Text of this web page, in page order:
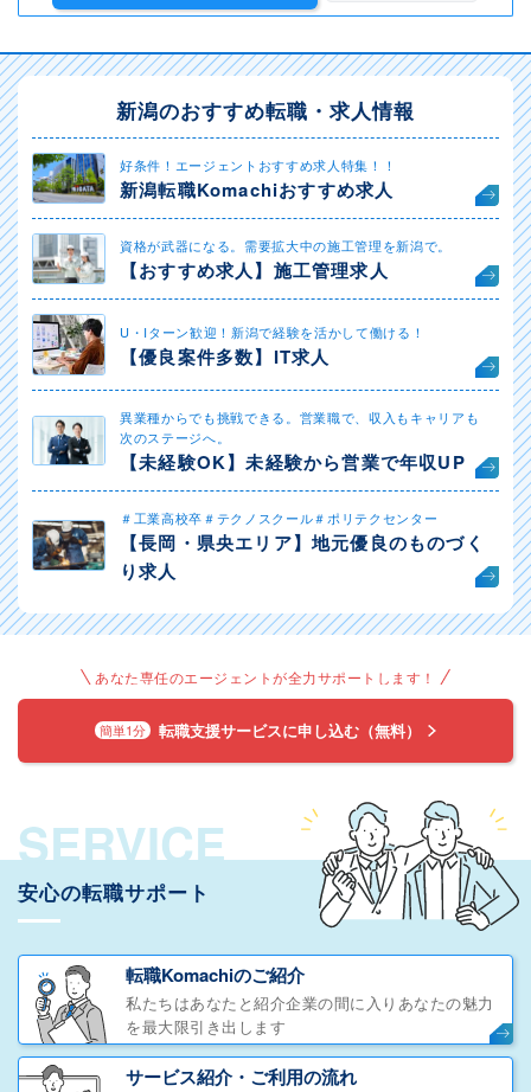
新潟のおすすめ転職・求人情報
好条件！エージェントおすすめ求人特集！！
新潟転職Komachiおすすめ求人
資格が武器になる。需要拡大中の施工管理を新潟で。
【おすすめ求人】施工管理求人
U・Iターン歓迎！新潟で経験を活かして働ける！
【優良案件多数】IT求人
異業種からでも挑戦できる。営業職で、収入もキャリアも
次のステージへ。
【未経験OK】未経験から営業で年収UP
＃工業高校卒＃テクノスクール＃ポリテクセンター
【長岡・県央エリア】地元優良のものづく
り求人
あなた専任のエージェントが全力サポートします！
簡単1分 転職支援サービスに申し込む（無料）
SERVICE
安心の転職サポート
転職Komachiのご紹介
私たちはあなたと紹介企業の間に入りあなたの魅力
を最大限引き出します
サービス紹介・ご利用の流れ